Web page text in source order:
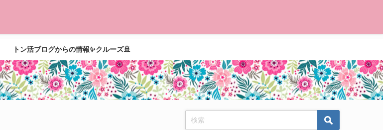
トン活ブログからの情報✨クルーズ🚢